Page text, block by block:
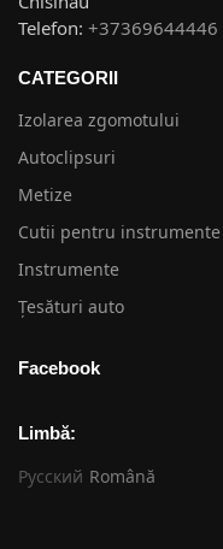
Telefon: +37369644446
CATEGORII
Izolarea zgomotului
Autoclipsuri
Metize
Cutii pentru
Instrumente
Țesături auto
Facebook
Limbă:
Русский Română